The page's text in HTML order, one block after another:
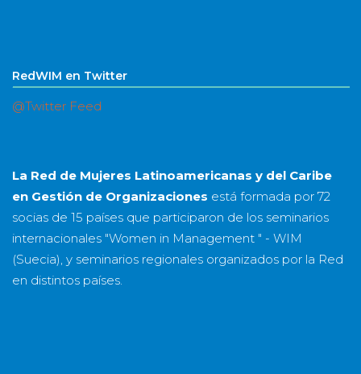
RedWIM en Twitter
@Twitter Feed
La Red de Mujeres Latinoamericanas y del Caribe
en Gestión de Organizaciones está formada por 72
socias de 15 países que participaron de los seminarios
internacionales "Women in Management " - WIM
(Suecia), y seminarios regionales organizados por la Red
en distintos países.